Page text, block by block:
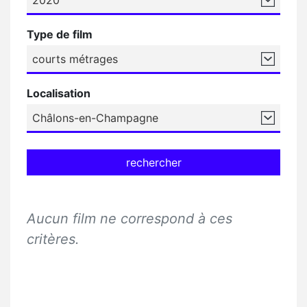
Type de film
Localisation
rechercher
Aucun film ne correspond à ces
critères.